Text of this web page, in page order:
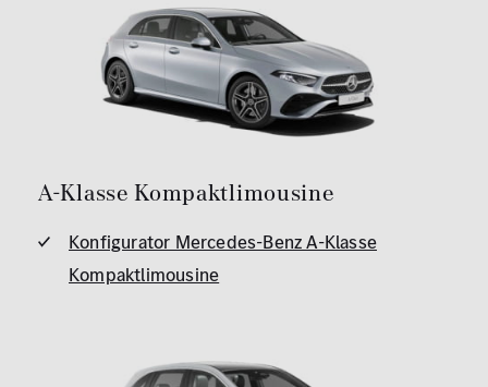
A-Klasse Kompaktlimousine
Konfigurator Mercedes-Benz A-Klasse
Kompaktlimousine